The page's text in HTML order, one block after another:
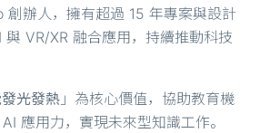
辦人，擁有超過 15 年專案與設計
VR/XR 融合應用，持續推動科技
光發熱 」為核心價值，協助教育機
應用力，實現未來型知識工作。